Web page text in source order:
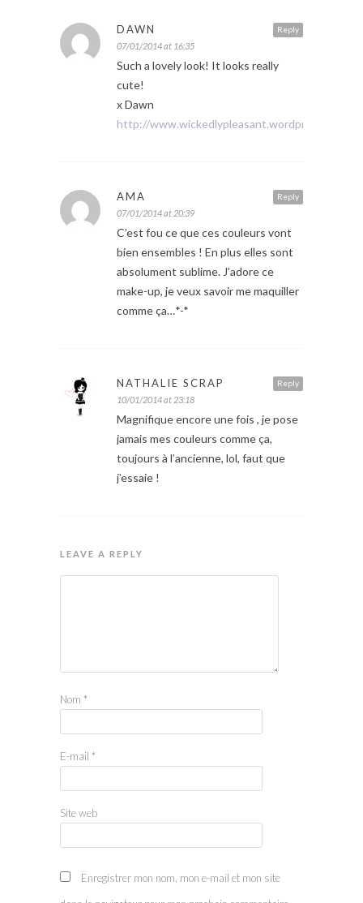
Reply
DAWN
07/01/2014 at 16:35
Such a lovely look! It looks really
cute!
x Dawn
http://www.wickedlypleasant.wordpress.com
Reply
AMA
07/01/2014 at 20:39
C’est fou ce que ces couleurs vont
bien ensembles ! En plus elles sont
absolument sublime. J’adore ce
make-up, je veux savoir me maquiller
comme ça…*-*
Reply
NATHALIE SCRAP
10/01/2014 at 23:18
Magnifique encore une fois , je pose
jamais mes couleurs comme ça,
toujours à l’ancienne, lol, faut que
j’essaie !
LEAVE A REPLY
Nom *
E-mail *
Site web
Enregistrer mon nom, mon e-mail et mon site